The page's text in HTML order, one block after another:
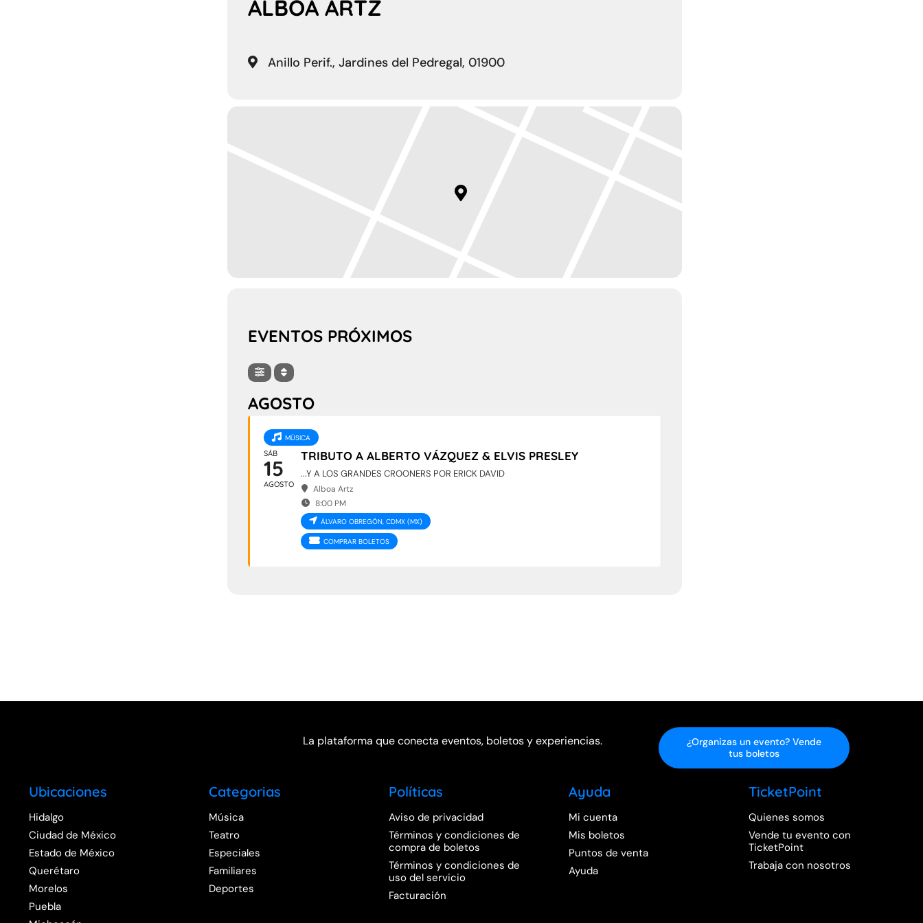
ALBOA ARTZ
Anillo Perif., Jardines del Pedregal, 01900
EVENTOS PRÓXIMOS
AGOSTO
MÚSICA
SÁB
15
AGOSTO
TRIBUTO A ALBERTO VÁZQUEZ & ELVIS PRESLEY
...Y A LOS GRANDES CROONERS POR ERICK DAVID
Alboa Artz
8:00 PM
ÁLVARO OBREGÓN, CDMX (MX)
COMPRAR BOLETOS
La plataforma que conecta eventos, boletos y experiencias.
¿Organizas un evento? Vende
tus boletos
Ubicaciones
Hidalgo
Ciudad de México
Estado de México
Querétaro
Morelos
Puebla
Categorias
Música
Teatro
Especiales
Familiares
Deportes
Políticas
Aviso de privacidad
Términos y condiciones de
compra de boletos
Términos y condiciones de
uso del servicio
Facturación
Ayuda
Mi cuenta
Mis boletos
Puntos de venta
Ayuda
TicketPoint
Quienes somos
Vende tu evento con
TicketPoint
Trabaja con nosotros